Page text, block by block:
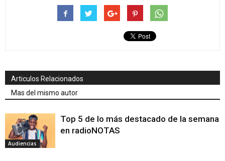
Articulos Relacionados
Mas del mismo autor
Audiencias
Top 5 de lo más destacado de la semana
en radioNOTAS